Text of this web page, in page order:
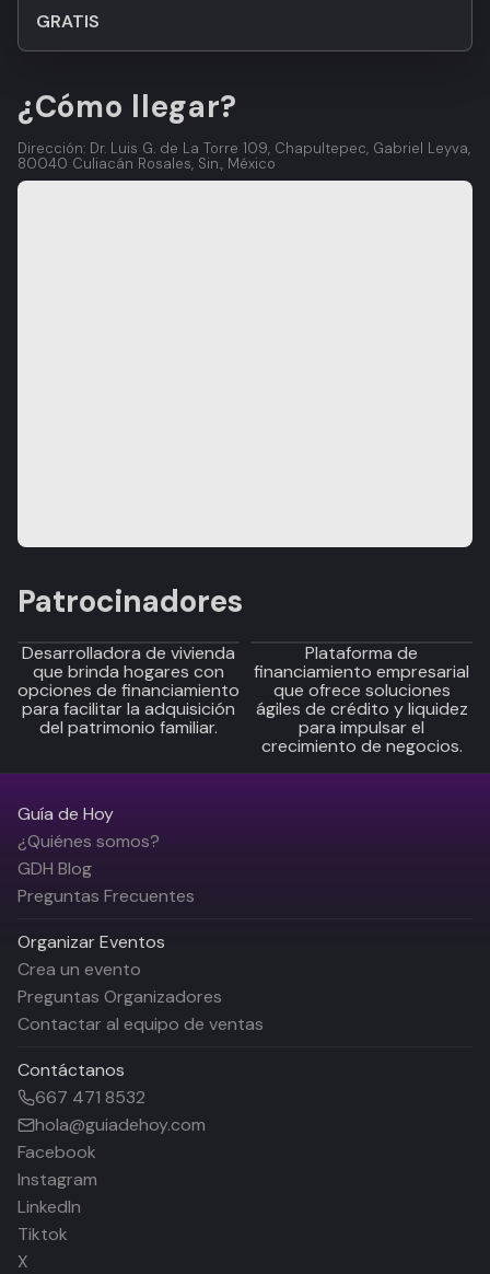
GRATIS
¿Cómo llegar?
Dirección: Dr. Luis G. de La Torre 109, Chapultepec, Gabriel Leyva,
80040 Culiacán Rosales, Sin., México
Patrocinadores
Desarrolladora de vivienda
que brinda hogares con
opciones de financiamiento
para facilitar la adquisición
del patrimonio familiar.
Plataforma de
financiamiento empresarial
que ofrece soluciones
ágiles de crédito y liquidez
para impulsar el
crecimiento de negocios.
Guía de Hoy
¿Quiénes somos?
GDH Blog
Preguntas Frecuentes
Organizar Eventos
Crea un evento
Preguntas Organizadores
Contactar al equipo de ventas
Contáctanos
667 471 8532
hola@guiadehoy.com
Facebook
Instagram
LinkedIn
Tiktok
X